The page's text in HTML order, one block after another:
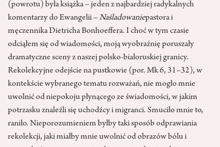
(powrotu) była książka – jeden z najbardziej radykalnych
komentarzy do Ewangelii –Naśladowaniepastora i
męczennika Dietricha Bonhoeffera. I choć w tym czasie
odciąłem się od wiadomości, moją wyobraźnię poruszały
dramatyczne sceny z naszej polsko-białoruskiej granicy.
Rekolekcyjne odejście na pustkowie (por. Mk 6, 31–32), w
kontekście wybranego tematu rozważań, nie mogło mnie
uwolnić od niepokoju płynącego ze świadomości, w jakim
potrzasku znaleźli się uchodźcy i migranci. Smuciło mnie to,
raniło. Nieporozumieniem byłby taki sposób odprawiania
rekolekcji, jaki miałby mnie uwolnić od obrazów bólu i